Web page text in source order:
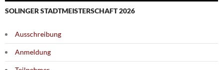
SOLINGER STADTMEISTERSCHAFT 2026
Ausschreibung
Anmeldung